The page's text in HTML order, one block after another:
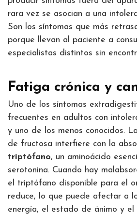
rara vez se asocian a una
Son los síntomas que más
porque llevan al paciente a
especialistas distintos sin
Fatiga crónica y
Uno de los síntomas
frecuentes en adultos con
y uno de los menos conocidos.
de fructosa interfiere con la
triptófano, un aminoácido
serotonina. Cuando hay
el triptófano disponible para el
reduce, lo que puede afectar a
energía, el estado de ánimo y el